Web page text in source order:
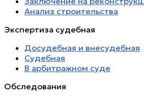
Анализ строительства
Экспертиза судебная
Досудебная и внесудебная
Судебная
В арбитражном суде
Обследования